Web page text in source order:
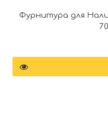
Фурнитура для